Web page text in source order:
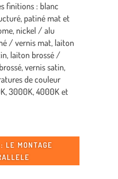
finitions : blanc
patiné mat et
nickel / alu
/ vernis mat, laiton
laiton brossé /
vernis satin,
de couleur
3000K, 4000K et
LE MONTAGE